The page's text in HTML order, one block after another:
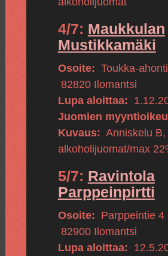
4/7: Maukkulan
Mustikkamäki
Osoite: Toukka-
82820 Ilomantsi
Lupa aloittaa:
Juomien
Kuvaus: Anniskelu
alkoholijuomat/max
5/7: Ravintola
Parppeinpirtti
Osoite: Parppeintie 4
82900 Ilomantsi
Lupa aloittaa: